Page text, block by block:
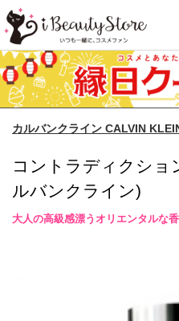
カルバンクライン CALVIN
コントラディクショ
ルバンクライン)
大人の高級感漂うオリエンタルな